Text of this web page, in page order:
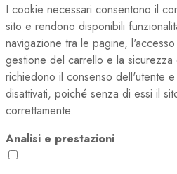
I cookie necessari consentono il
sito e rendono disponibili
navigazione tra le pagine,
gestione del carrello e la
richiedono il consenso dell'utente
disattivati, poiché senza di essi il
correttamente.
Analisi e prestazioni